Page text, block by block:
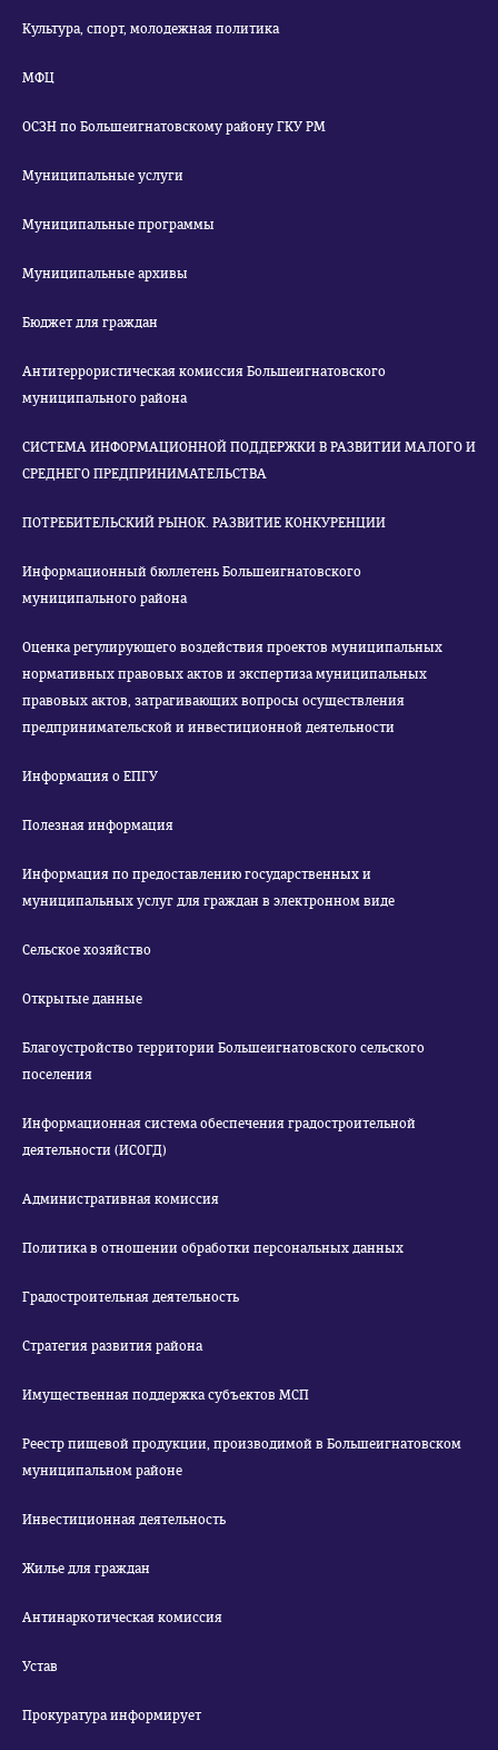
Культура, спорт, молодежная политика
МФЦ
ОСЗН по Большеигнатовскому району ГКУ РМ
Муниципальные услуги
Муниципальные программы
Муниципальные архивы
Бюджет для граждан
Антитеррористическая комиссия Большеигнатовского
муниципального района
СИСТЕМА ИНФОРМАЦИОННОЙ ПОДДЕРЖКИ В РАЗВИТИИ МАЛОГО И
СРЕДНЕГО ПРЕДПРИНИМАТЕЛЬСТВА
ПОТРЕБИТЕЛЬСКИЙ РЫНОК. РАЗВИТИЕ КОНКУРЕНЦИИ
Информационный бюллетень Большеигнатовского
муниципального района
Оценка регулирующего воздействия проектов муниципальных
нормативных правовых актов и экспертиза муниципальных
правовых актов, затрагивающих вопросы осуществления
предпринимательской и инвестиционной деятельности
Информация о ЕПГУ
Полезная информация
Информация по предоставлению государственных и
муниципальных услуг для граждан в электронном виде
Сельское хозяйство
Открытые данные
Благоустройство территории Большеигнатовского сельского
поселения
Информационная система обеспечения градостроительной
деятельности (ИСОГД)
Административная комиссия
Политика в отношении обработки персональных данных
Градостроительная деятельность
Стратегия развития района
Имущественная поддержка субъектов МСП
Реестр пищевой продукции, производимой в Большеигнатовском
муниципальном районе
Инвестиционная деятельность
Жилье для граждан
Антинаркотическая комиссия
Устав
Прокуратура информирует